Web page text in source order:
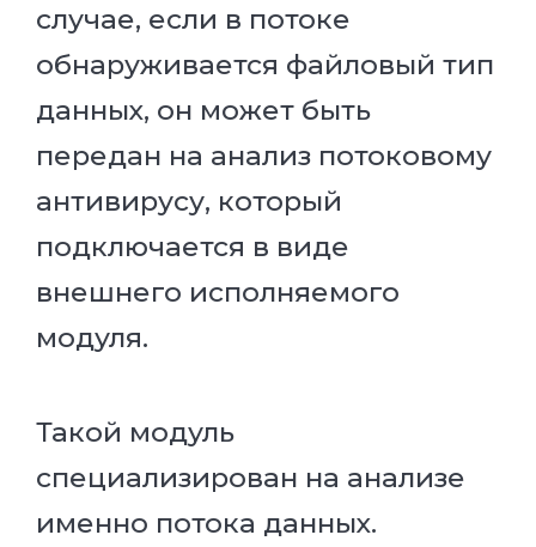
случае, если в потоке
обнаруживается файловый тип
данных, он может быть
передан на анализ потоковому
антивирусу, который
подключается в виде
внешнего исполняемого
модуля.
Такой модуль
специализирован на анализе
именно потока данных.